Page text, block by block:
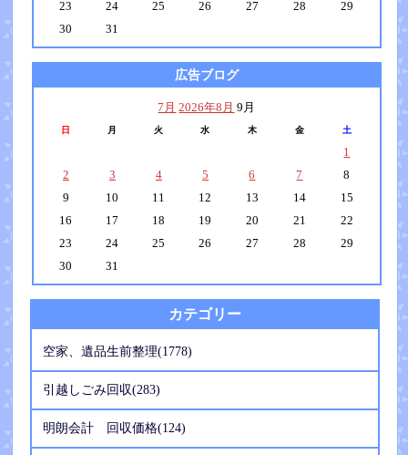
23
24 25 26 27 28
29
30
31
広告ブログ
7月 2026年8月 9月
日 月 火 水 木 金 土
1
2
3 4 5 6 7
8
9
10 11 12 13 14
15
16
17 18 19 20 21
22
23
24 25 26 27 28
29
30
31
カテゴリー
空家、遺品生前整理(1778)
引越しごみ回収(283)
明朗会計 回収価格(124)